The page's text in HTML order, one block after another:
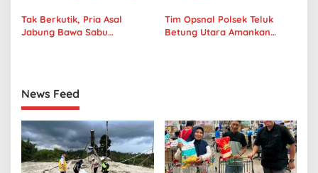
o
Jenis Sabu
Tak Berkutik, Pria Asal
Jabung Bawa Sabu
Tim Opsnal Polsek Teluk
Betung Utara Amankan
News Feed